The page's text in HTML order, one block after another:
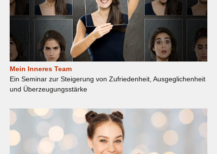
Mein Inneres Team
Ein Seminar zur Steigerung von Zufriedenheit, Ausgeglichenheit
und Überzeugungsstärke